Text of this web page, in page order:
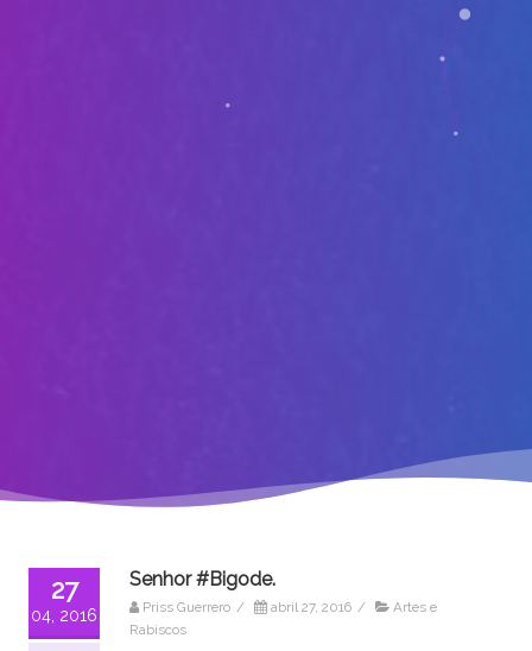
27
04, 2016
Senhor #Bigode.
Priss Guerrero / abril 27, 2016 /
Artes e
Rabiscos